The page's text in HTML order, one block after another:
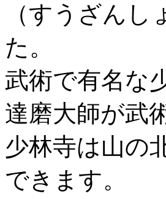
（すうざん
た。
武術で有名な
達磨大師が武
少林寺は山の
できます。